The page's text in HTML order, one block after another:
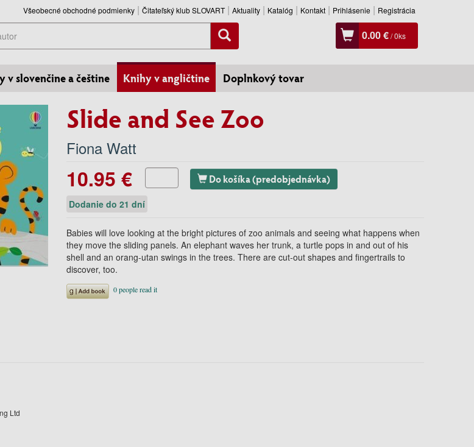
Všeobecné obchodné podmienky Čitateľský klub SLOVART Aktuality Katalóg Kontakt Prihlásenie Registrácia
0.00 €/0ks
v slovenčine a češtine Knihy v angličtine Doplnkový tovar
Slide and See Zoo
Fiona Watt
10.95 € Do košíka (predobjednávka)
Dodanie do 21 dní
Babies will love looking at the bright pictures of zoo animals and seeing what happens when
they move the sliding panels. An elephant waves her trunk, a turtle pops in and out of his
shell and an orang-utan swings in the trees. There are cut-out shapes and fingertrails to
discover, too.
Ltd